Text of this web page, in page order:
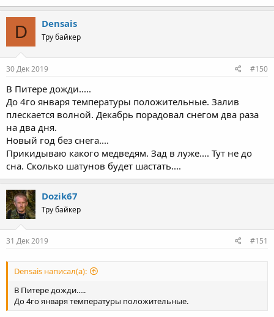
D Densais
Тру байкер
30 Дек 2019 #150
В Питере дожди.....
До 4го января температуры положительные. Залив
плескается волной. Декабрь порадовал снегом два раза
на два дня.
Новый год без снега....
Прикидываю какого медведям. Зад в луже.... Тут не до
сна. Сколько шатунов будет шастать....
Dozik67
Тру байкер
31 Дек 2019 #151
Densais написал(а):
В Питере дожди.....
До 4го января температуры положительные.